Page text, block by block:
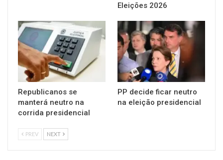
Eleições 2026
Republicanos se
manterá neutro na
corrida presidencial
PP decide ficar neutro
na eleição presidencial
PREV NEXT